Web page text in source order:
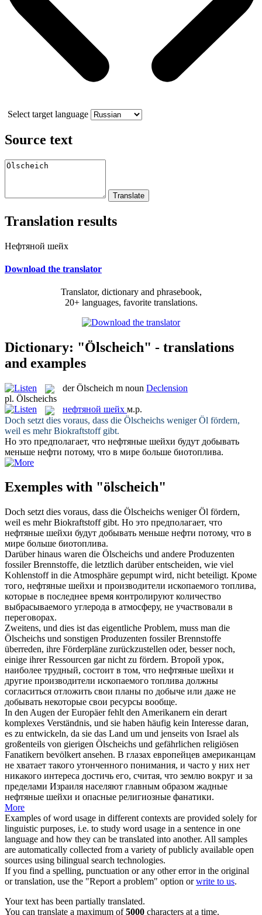
Select target language
Source text
Translation results
Нефтяной шейх
Download the translator
Translator, dictionary and phrasebook,
20+ languages, favorite translations.
Dictionary: "Ölscheich" - translations
and examples
derÖlscheich m noun Declension
pl. Ölscheichs
нефтяной шейх м.р.
Doch setzt dies voraus, dass die Ölscheichs weniger Öl fördern,
weil es mehr Biokraftstoff gibt.
Но это предполагает, что нефтяные шейхи будут добывать
меньше нефти потому, что в мире больше биотоплива.
Exemples with "ölscheich"
Doch setzt dies voraus, dass die Ölscheichs weniger Öl fördern,
weil es mehr Biokraftstoff gibt. Но это предполагает, что
нефтяные шейхи будут добывать меньше нефти потому, что в
мире больше биотоплива.
Darüber hinaus waren die Ölscheichs und andere Produzenten
fossiler Brennstoffe, die letztlich darüber entscheiden, wie viel
Kohlenstoff in die Atmosphäre gepumpt wird, nicht beteiligt. Кроме
того, нефтяные шейхи и производители ископаемого топлива,
которые в последнее время контролируют количество
выбрасываемого углерода в атмосферу, не участвовали в
переговорах.
Zweitens, und dies ist das eigentliche Problem, muss man die
Ölscheichs und sonstigen Produzenten fossiler Brennstoffe
überreden, ihre Förderpläne zurückzustellen oder, besser noch,
einige ihrer Ressourcen gar nicht zu fördern. Второй урок,
наиболее трудный, состоит в том, что нефтяные шейхи и
другие производители ископаемого топлива должны
согласиться отложить свои планы по добыче или даже не
добывать некоторые свои ресурсы вообще.
In den Augen der Europäer fehlt den Amerikanern ein derart
komplexes Verständnis, und sie haben häufig kein Interesse daran,
es zu entwickeln, da sie das Land um und jenseits von Israel als
großenteils von gierigen Ölscheichs und gefährlichen religiösen
Fanatikern bevölkert ansehen. В глазах европейцев американцам
не хватает такого утонченного понимания, и часто у них нет
никакого интереса достичь его, считая, что землю вокруг и за
пределами Израиля населяют главным образом жадные
нефтяные шейхи и опасные религиозные фанатики.
More
Examples of word usage in different contexts are provided solely for
linguistic purposes, i.e. to study word usage in a sentence in one
language and how they can be translated into another. All samples
are automatically collected from a variety of publicly available open
sources using bilingual search technologies.
If you find a spelling, punctuation or any other error in the original
or translation, use the "Report a problem" option orwrite to us.
Your text has been partially translated.
You can translate a maximum of5000 characters at a time.